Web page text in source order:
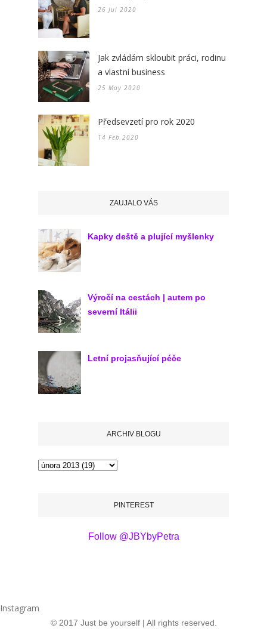
26 Jul 2020
Jak zvládám skloubit práci, rodinu
a vlastní business
25 May 2020
Předsevzetí pro rok 2020
14 Feb 2020
ZAUJALO VÁS
Kapky deště a plující myšlenky
Výročí na cestách | autem po
severní Itálii
Letní projasňující péče
ARCHIV BLOGU
PINTEREST
Follow @JBYbyPetra
Instagram
© 2017 Just be yourself | All rights reserved.